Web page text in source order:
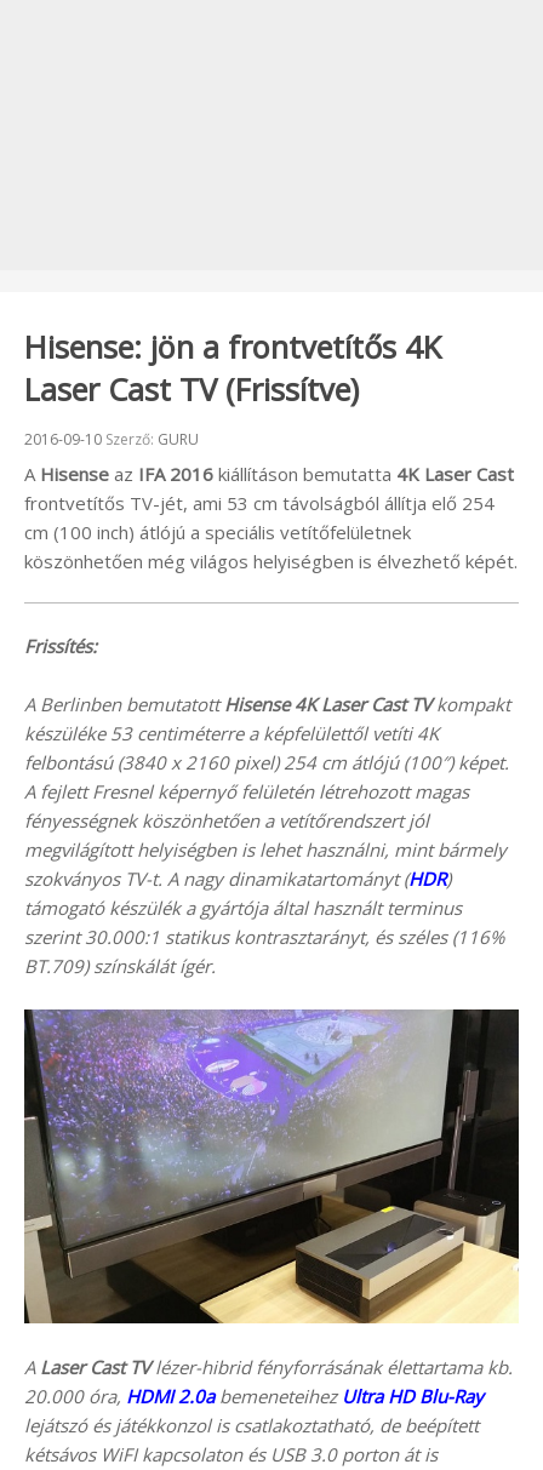
Hisense: jön a frontvetítős 4K
Laser Cast TV (Frissítve)
Beküldve:
2016-09-10 Szerző: GURU
A Hisense az IFA 2016 kiállításon bemutatta 4K Laser Cast
frontvetítős TV-jét, ami 53 cm távolságból állítja elő 254
cm (100 inch) átlójú a speciális vetítőfelületnek
köszönhetően még világos helyiségben is élvezhető képét.
Frissítés:
A Berlinben bemutatottHisense 4K Laser Cast TVkompakt
készüléke 53 centiméterre a képfelülettől vetíti 4K
felbontású (3840 x 2160 pixel) 254 cm átlójú (100″) képet.
A fejlett Fresnel képernyő felületén létrehozott magas
fényességnek köszönhetően a vetítőrendszert jól
megvilágított helyiségben is lehet használni, mint bármely
szokványos TV-t. A nagy dinamikatartományt (HDR)
támogató készülék a gyártója által használt terminus
szerint 30.000:1 statikus kontrasztarányt, és széles (116%
BT.709) színskálát ígér.
A Laser Cast TVlézer-hibrid fényforrásának élettartama kb.
20.000 óra, HDMI 2.0abemeneteihez Ultra HD Blu-Ray
lejátszó és játékkonzol is csatlakoztatható, de beépített
kétsávos WiFI kapcsolaton és USB 3.0 porton át is